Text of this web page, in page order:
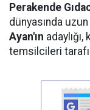
Perakende
dünyasında
Ayan'ın
temsilcileri